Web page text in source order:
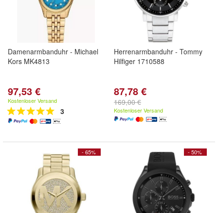
Damenarmbanduhr - Michael
Kors MK4813
97,53 €
Kostenloser Versand
3
Herrenarmbanduhr - Tommy
Hilfiger 1710588
87,78 €
169,00 €
Kostenloser Versand
- 65% - 50%